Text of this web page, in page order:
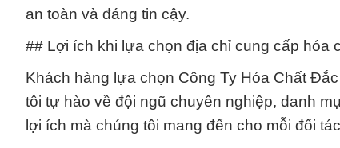
an toàn và đáng tin cậy.
## Lợi ích khi lựa chọn địa chỉ cung cấp hóa
Khách hàng lựa chọn Công Ty Hóa Chất
tôi tự hào về đội ngũ chuyên nghiệp, danh
lợi ích mà chúng tôi mang đến cho mỗi đối